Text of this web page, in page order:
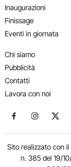
Inaugurazioni
Finissage
Eventi in giornata
Chi siamo
Pubblicità
Contatti
Lavora con noi
Seguici suSeguici su
Sito realizzato con
n. 385 del 19/